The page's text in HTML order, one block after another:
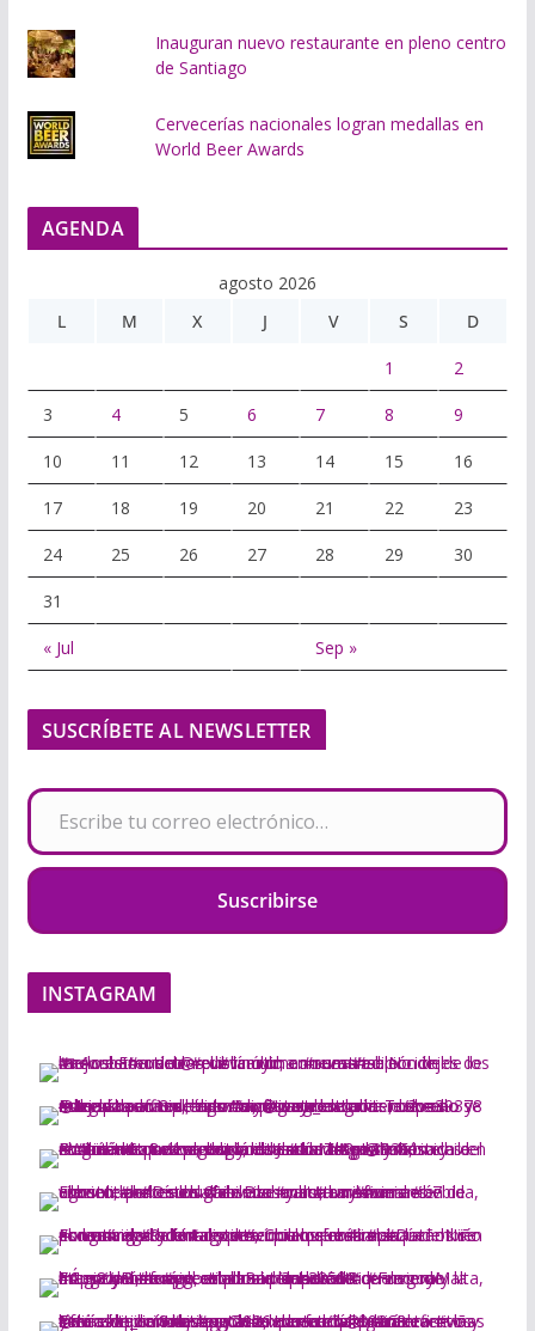
Inauguran nuevo restaurante en pleno centro
de Santiago
Cervecerías nacionales logran medallas en
World Beer Awards
AGENDA
agosto 2026
L
M X J V S D
1 2
3 4 5 6 7 8 9
10 11 12 13 14 15 16
17 18 19 20 21 22 23
24 25 26 27 28 29 30
31
« Jul Sep »
SUSCRÍBETE AL NEWSLETTER
Escribe tu correo electrónico…
Suscribirse
INSTAGRAM